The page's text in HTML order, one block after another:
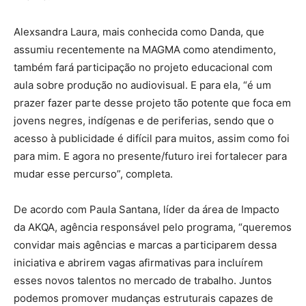
Alexsandra Laura, mais conhecida como Danda, que
assumiu recentemente na MAGMA como atendimento,
também fará participação no projeto educacional com
aula sobre produção no audiovisual. E para ela, “é um
prazer fazer parte desse projeto tão potente que foca em
jovens negres, indígenas e de periferias, sendo que o
acesso à publicidade é difícil para muitos, assim como foi
para mim. E agora no presente/futuro irei fortalecer para
mudar esse percurso”, completa.
De acordo com Paula Santana, líder da área de Impacto
da AKQA, agência responsável pelo programa, “queremos
convidar mais agências e marcas a participarem dessa
iniciativa e abrirem vagas afirmativas para incluírem
esses novos talentos no mercado de trabalho. Juntos
podemos promover mudanças estruturais capazes de